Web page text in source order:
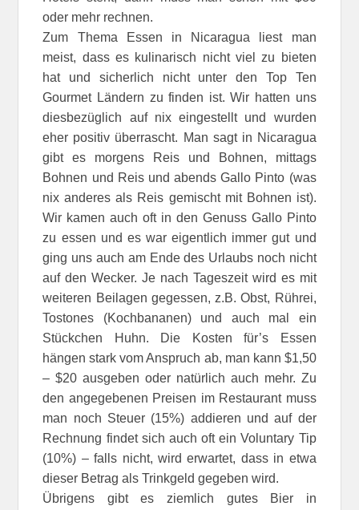
oder mehr rechnen.
Zum Thema Essen in Nicaragua liest man
meist, dass es kulinarisch nicht viel zu bieten
hat und sicherlich nicht unter den Top Ten
Gourmet Ländern zu finden ist. Wir hatten uns
diesbezüglich auf nix eingestellt und wurden
eher positiv überrascht. Man sagt in Nicaragua
gibt es morgens Reis und Bohnen, mittags
Bohnen und Reis und abends Gallo Pinto (was
nix anderes als Reis gemischt mit Bohnen ist).
Wir kamen auch oft in den Genuss Gallo Pinto
zu essen und es war eigentlich immer gut und
ging uns auch am Ende des Urlaubs noch nicht
auf den Wecker. Je nach Tageszeit wird es mit
weiteren Beilagen gegessen, z.B. Obst, Rührei,
Tostones (Kochbananen) und auch mal ein
Stückchen Huhn. Die Kosten für’s Essen
hängen stark vom Anspruch ab, man kann $1,50
– $20 ausgeben oder natürlich auch mehr. Zu
den angegebenen Preisen im Restaurant muss
man noch Steuer (15%) addieren und auf der
Rechnung findet sich auch oft ein Voluntary Tip
(10%) – falls nicht, wird erwartet, dass in etwa
dieser Betrag als Trinkgeld gegeben wird.
Übrigens gibt es ziemlich gutes Bier in